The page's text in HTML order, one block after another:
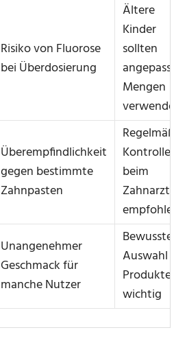
Risiko von Fluorose
bei Überdosierung
Ältere
Kinder
sollten
angepasste
Mengen
verwenden
Überempfindlichkeit
gegen bestimmte
Zahnpasten
Kontrolle
beim
Zahnarzt
empfohlen
Unangenehmer
Geschmack für
manche Nutzer
Bewusste
Auswahl der
Produkte ist
wichtig